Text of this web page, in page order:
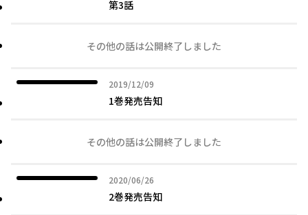
第3話
その他の話は公開終了しました
2019/12/09
2019年12月09日
1巻発売告知
その他の話は公開終了しました
2020/06/26
2020年06月26日
2巻発売告知